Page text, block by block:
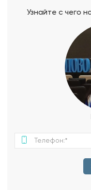
позволяет создать уют
использования. Они
выполнены с
материалов, чтобы
функциональность.
террасе, где вы
прекрасным видом
вечерних посиделок с
создающее
релаксации. Гараж,
предметы. Это
использования дома.
предназначен для тех,
пространство для себя
возможность построить
Узнайте с чего